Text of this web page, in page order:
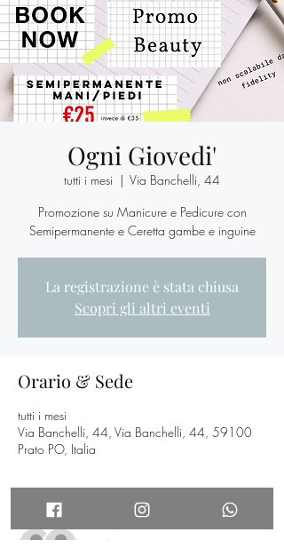
Ogni Giovedi'
tutti i mesi
  |
Via Banchelli, 44
Promozione su Manicure e Pedicure con
Semipermanente e Ceretta gambe e inguine
La registrazione è stata chiusa
Scopri gli altri eventi
Orario & Sede
tutti i mesi
Via Banchelli, 44, Via Banchelli, 44, 59100
Prato PO, Italia
Ospiti
Vedi tutto